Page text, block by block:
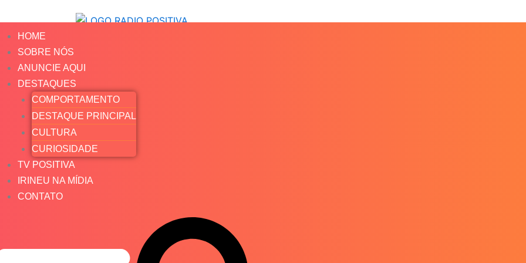
HOME
SOBRE NÓS
ANUNCIE AQUI
DESTAQUES
COMPORTAMENTO
DESTAQUE PRINCIPAL
CULTURA
CURIOSIDADE
TV POSITIVA
IRINEU NA MÍDIA
CONTATO